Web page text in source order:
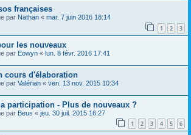
françaises
par Nathan « mar. 7 juin 2016 18:14
1 2 3
les nouveaux
par Eowyn « lun. 8 févr. 2016 17:41
cours d'élaboration
par Valérian « ven. 13 nov. 2015 10:34
participation - Plus de nouveaux ?
par Beus « jeu. 30 juil. 2015 16:27
1 2 3 4 5 6